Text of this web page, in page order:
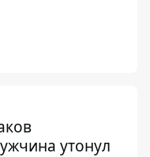
утонул